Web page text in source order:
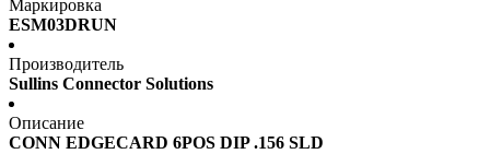
Маркировка
ESM03DRUN
Производитель
Sullins Connector Solutions
Описание
CONN EDGECARD 6POS DIP .156 SLD